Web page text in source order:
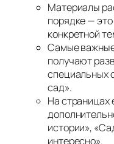
Материалы
порядке —
конкретной
Самые
получают
специальных
сад».
На страницах
истории»,
интересно».